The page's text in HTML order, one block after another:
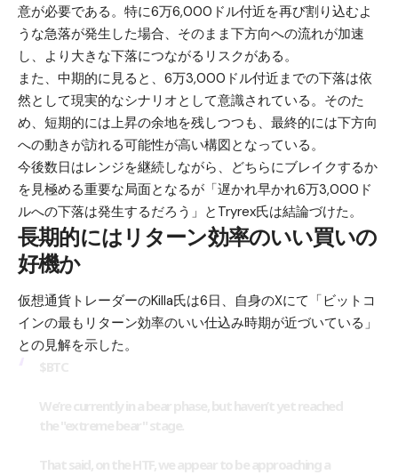
意が必要である。特に6万6,000ドル付近を再び割り込むよ
うな急落が発生した場合、そのまま下方向への流れが加速
し、より大きな下落につながるリスクがある。
また、中期的に見ると、6万3,000ドル付近までの下落は依
然として現実的なシナリオとして意識されている。そのた
め、短期的には上昇の余地を残しつつも、最終的には下方向
への動きが訪れる可能性が高い構図となっている。
今後数日はレンジを継続しながら、どちらにブレイクするか
を見極める重要な局面となるが「遅かれ早かれ6万3,000ド
ルへの下落は発生するだろう」とTryrex氏は結論づけた。
長期的にはリターン効率のいい買いの
好機か
仮想通貨トレーダーのKilla氏は6日、自身のXにて「ビットコ
インの最もリターン効率のいい仕込み時期が近づいている」
との見解を示した。